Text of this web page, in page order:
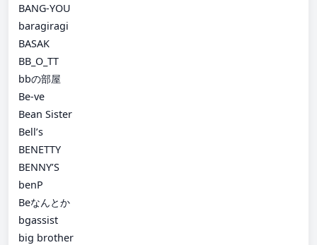
BANG-YOU
baragiragi
BASAK
BB_O_TT
bbの部屋
Be-ve
Bean Sister
Bell’s
BENETTY
BENNY’S
benP
Beなんとか
bgassist
big brother